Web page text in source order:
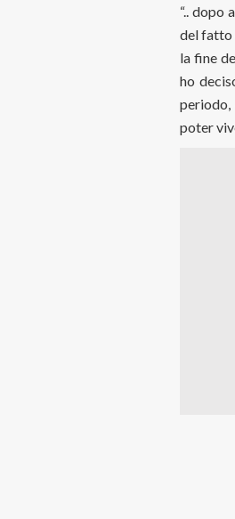
“.. dopo
del fatto
la fine
ho
periodo,
poter